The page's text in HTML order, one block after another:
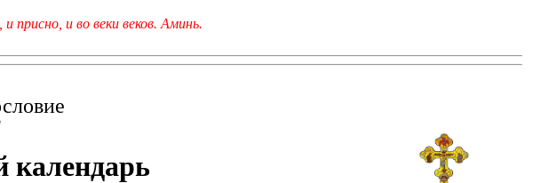
и во веки веков. Аминь.